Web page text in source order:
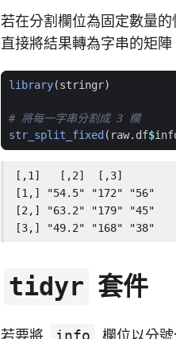
若在分割欄位為固定數量的
直接將結果轉為字串的矩陣
library(stringr)
# 將每一字串分割成 3 欄
str_split_fixed ( raw.df$
[,1]   [,2]  [,3]
[1,] "54.5" "172" "56"
[2,] "63.2" "179" "45"
[3,] "49.2" "168" "38"
tidyr 套件